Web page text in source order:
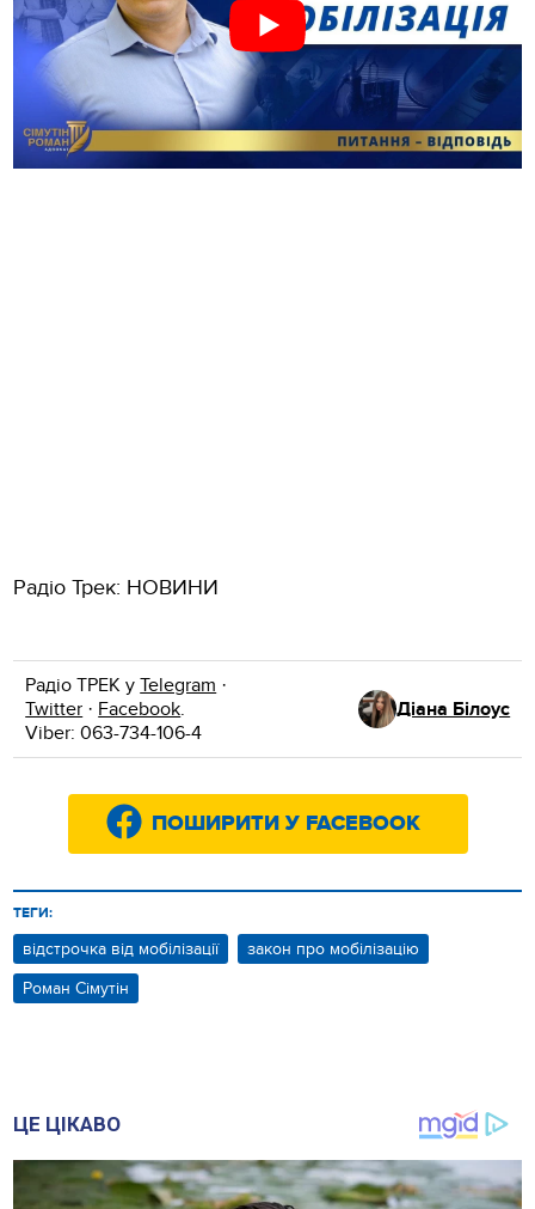
Радіо Трек: НОВИНИ
Радіо ТРЕК уTelegram ·
Twitter · Facebook.
Viber: 063-734-106-4
Діана Білоус
ПОШИРИТИ У FACEBOOK
ТЕГИ:
відстрочка від мобілізації
закон про мобілізацію
Роман Сімутін
ЦЕ ЦІКАВО